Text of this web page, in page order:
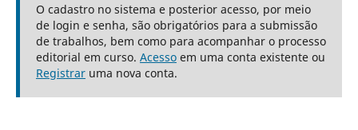
O cadastro no sistema e posterior acesso, por meio
de login e senha, são obrigatórios para a submissão
de trabalhos, bem como para acompanhar o processo
editorial em curso. Acessoem uma conta existente ou
Registraruma nova conta.